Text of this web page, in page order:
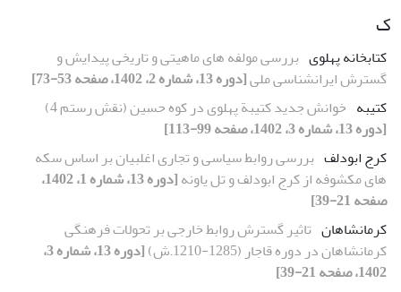
ک
کتابخانه ‏پهلوی بررسی مولفه ‏های ماهیتی و تاریخی پیدایش و
گسترش ایران‏شناسی ملی[دوره 13، شماره 2، 1402، صفحه 53-73]
کتیبه خوانش جدید کتیبة پهلوی در کوه حسین (نقش ‌رستم 4)
[دوره 13، شماره 3، 1402، صفحه 99-113]
کرج ابودلف بررسی روابط سیاسی و تجاری اغلبیان بر اساس سکه
های مکشوفه از کرج ابودلف و تل یاونه
[دوره 13، شماره 1، 1402،
صفحه 21-39]
کرمانشاهان تاثیر گسترش روابط خارجی بر تحولات فرهنگی
کرمانشاهان در دوره قاجار (1285-1210.ش)
[دوره 13، شماره 3،
1402، صفحه 21-39]